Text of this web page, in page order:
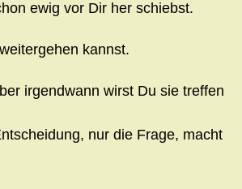
ewig vor Dir her schiebst.
kannst.
irgendwann wirst Du sie treffen
nur die Frage, macht